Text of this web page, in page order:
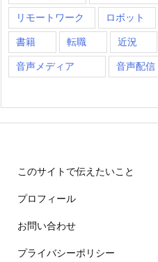
リモートワーク ロボット
書籍 転職 近況
音声メディア 音声配信
このサイトで伝えたいこと
プロフィール
お問い合わせ
プライバシーポリシー